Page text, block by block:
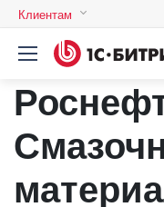
Клиентам